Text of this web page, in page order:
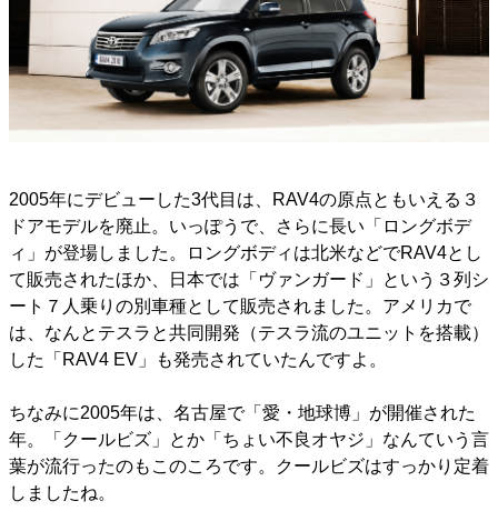
2005年にデビューした3代目は、RAV4の原点ともいえる３
ドアモデルを廃止。いっぽうで、さらに長い「ロングボデ
ィ」が登場しました。ロングボディは北米などでRAV4とし
て販売されたほか、日本では「ヴァンガード」という３列シ
ート７人乗りの別車種として販売されました。アメリカで
は、なんとテスラと共同開発（テスラ流のユニットを搭載）
した「RAV4 EV」も発売されていたんですよ。
ちなみに2005年は、名古屋で「愛・地球博」が開催された
年。「クールビズ」とか「ちょい不良オヤジ」なんていう言
葉が流行ったのもこのころです。クールビズはすっかり定着
しましたね。